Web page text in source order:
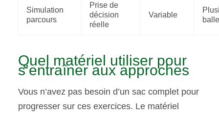
Simulation
parcours
Prise de
décision
réelle
Variable
Quel matériel utiliser pour
s’entraîner aux approches
Vous n’avez pas besoin d’un sac complet pour
progresser sur ces exercices. Le matériel